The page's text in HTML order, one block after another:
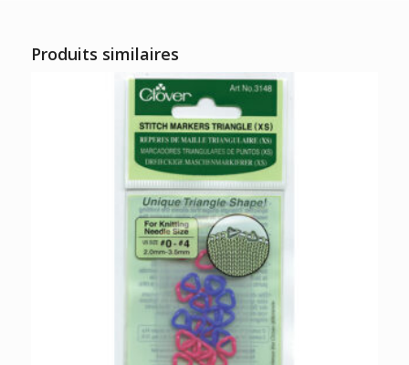
Produits similaires